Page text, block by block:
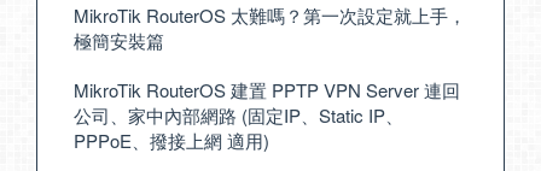
MikroTik RouterOS 太難嗎？第一次設定就上手，
極簡安裝篇
MikroTik RouterOS 建置 PPTP VPN Server 連回
公司、家中內部網路 (固定IP、Static IP、
PPPoE、撥接上網 適用)